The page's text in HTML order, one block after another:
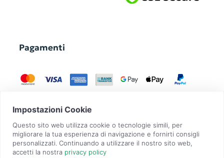
Pagamenti
GadgetZilla è un Brand di Overbi S.r.l.| realizzato conContit | © 2026 Tutti
i diritti riservati | P.IVA: 09351560967